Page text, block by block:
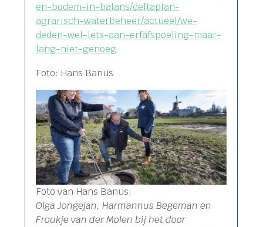
en-bodem-in-balans/deltaplan-
agrarisch-waterbeheer/actueel/we-
deden-wel-iets-aan-erfafspoeling-maar-
lang-niet-genoeg
Foto: Hans Banus
Foto van Hans Banus:
Olga Jongejan, Harmannus Begeman en
Froukje van der Molen bij het door